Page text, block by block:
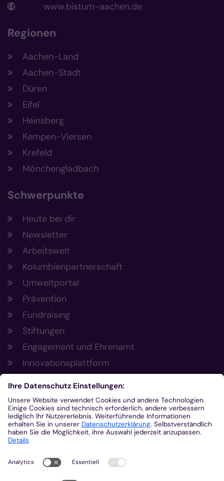
www.bistum-aachen.de
Regionen
Aachen-Land
Aachen-Stadt
Düren
Eifel
Heinsberg
Kempen-Viersen
Krefeld
Mönchengladbach
Schwerpunkte
Heute bei dir
Newsletter
Arbeitswelt
Kolumbienpartnerschaft
Umweltportal
Prävention
Fundraising
Stiftungen
Engagement und Ehrenamt
Innovationsplattform
Aus der Plattform
Nachrichten
Veranstaltungen
Gottesdienste
Stellenangebote
Kirchenzeitung